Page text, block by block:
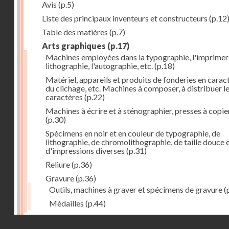
Avis (p.5)
Liste des principaux inventeurs et constructeurs (p.12)
Table des matières (p.7)
Arts graphiques (p.17)
Machines employées dans la typographie,
lithographie, l'autographie, etc. (p.18)
Matériel, appareils et produits de fonderies en
du clichage, etc. Machines à composer, à distribuer
caractères (p.22)
Machines à écrire et à sténographier, presses à
(p.30)
Spécimens en noir et en couleur de typographie, de
lithographie, de chromolithographie, de taille douce
d'impressions diverses (p.31)
Reliure(p.36)
Gravure(p.36)
Outils, machines à graver et spécimens de gravure
Médailles (p.44)